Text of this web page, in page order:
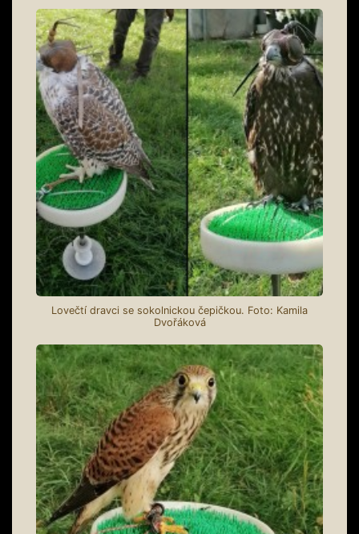
Lovečtí dravci se sokolnickou čepičkou. Foto: Kamila
Dvořáková